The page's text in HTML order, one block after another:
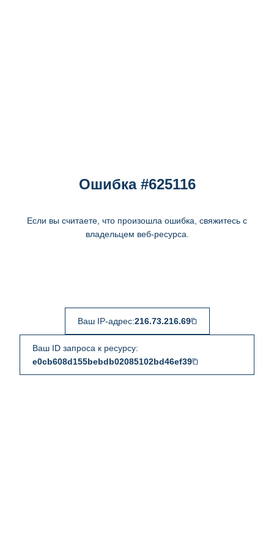
Ошибка #625116
Если вы считаете, что произошла ошибка, свяжитесь с
владельцем веб-ресурса.
Ваш IP-адрес:216.73.216.69
Ваш ID запроса к ресурсу:
e0cb608d155bebdb02085102bd46ef39